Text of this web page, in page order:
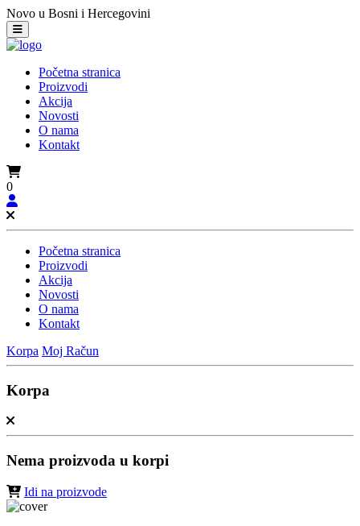
Novo u Bosni i Hercegovini
Početna stranica
Proizvodi
Akcija
Novosti
O nama
Kontakt
0
Početna stranica
Proizvodi
Akcija
Novosti
O nama
Kontakt
Korpa Moj Račun
Korpa
Nema proizvoda u korpi
Idi na proizvode